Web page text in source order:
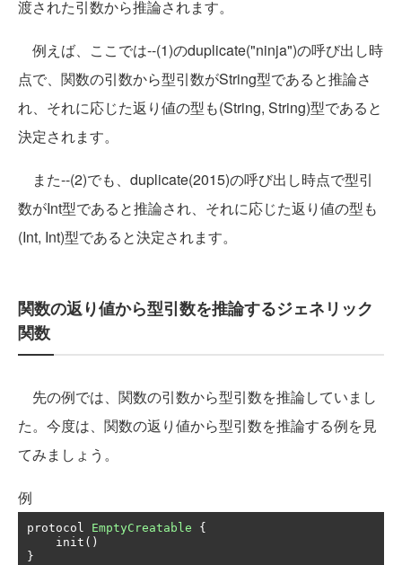
渡された引数から推論されます。
例えば、ここでは--(1)のduplicate("ninja")の呼び出し時
点で、関数の引数から型引数がString型であると推論さ
れ、それに応じた返り値の型も(String, String)型であると
決定されます。
また--(2)でも、duplicate(2015)の呼び出し時点で型引
数がInt型であると推論され、それに応じた返り値の型も
(Int, Int)型であると決定されます。
関数の返り値から型引数を推論するジェネリック
関数
先の例では、関数の引数から型引数を推論していまし
た。今度は、関数の返り値から型引数を推論する例を見
てみましょう。
例
protocol EmptyCreatable
{
    init
()
}